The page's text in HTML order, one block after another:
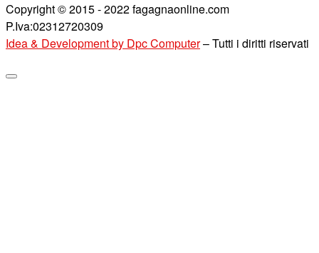
Copyright © 2015 - 2022 fagagnaonline.com
P.Iva:02312720309
Idea & Development by Dpc Computer–Tutti i diritti riservati